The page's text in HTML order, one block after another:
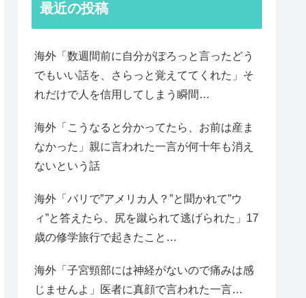
最近の投稿
海外「数週間前に自分がぽろっと言ったどう
でもいい話を、さらっと覚えててくれた」そ
れだけで人を信用してしまう瞬間…
海外「こうなると分かってたら、お前は産ま
なかった」親に言われた一言が何十年も消え
ないという話
海外「パリで”アメリカ人？”と聞かれて”ウ
ィ”と答えたら、尻を蹴られて逃げられた」17
歳の修学旅行で起きたこと…
海外「子宮頸部には神経がないので痛みは感
じませんよ」医者に真顔で言われた一言…